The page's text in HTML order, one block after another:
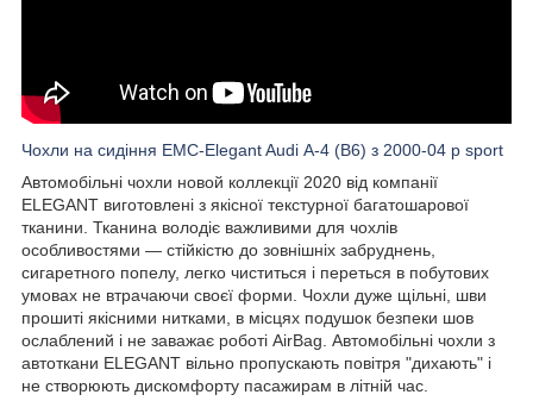
Чохли на сидіння EMC-Elegant Audi А-4 (B6) з 2000-04 р sport
Автомобільні чохли новой коллекції 2020 від компанії
ELEGANT виготовлені з якісної текстурної багатошарової
тканини. Тканина володіє важливими для чохлів
особливостями — стійкістю до зовнішніх забруднень,
сигаретного попелу, легко чиститься і переться в побутових
умовах не втрачаючи своєї форми. Чохли дуже щільні, шви
прошиті якісними нитками, в місцях подушок безпеки шов
ослаблений і не заважає роботі AirBag. Автомобільні чохли з
автоткани ELEGANT вільно пропускають повітря "дихають" і
не створюють дискомфорту пасажирам в літній час.